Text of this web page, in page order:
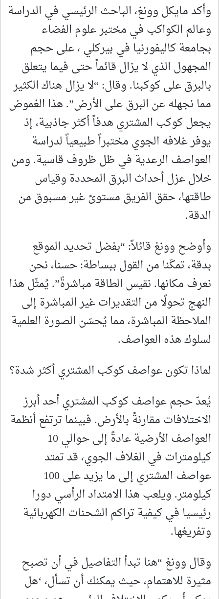
وأكد مايكل وونغ، الباحث الرئيسي في الدراسة
وعالم الكواكب في مختبر علوم الفضاء
بجامعة كاليفورنيا في بيركلي ، على حجم
المجهول الذي لا يزال قائماً حتى فيما يتعلق
بالبرق على كوكبنا. وقال: “لا يزال هناك الكثير
مما نجهله عن البرق على الأرض”. هذا الغموض
يجعل كوكب المشتري هدفاً أكثر جاذبية، إذ
يوفر غلافه الجوي مختبراً طبيعياً لدراسة
العواصف الرعدية في ظل ظروف قاسية. ومن
خلال عزل أحداث البرق المحددة وقياس
طاقتها، حقق الفريق مستوىً غير مسبوق من
الدقة.
وأوضح وونغ قائلاً: “بفضل تحديد الموقع
بدقة، تمكّنا من القول ببساطة: حسنا، نحن
نعرف مكانها. نقيس الطاقة مباشرةً”. يُمثّل هذا
النهج تحولًا من التقديرات غير المباشرة إلى
الملاحظة المباشرة، مما يُحسّن الصورة العلمية
لسلوك هذه العواصف.
لماذا تكون عواصف كوكب المشتري أكثر شدة؟
يُعدّ حجم عواصف كوكب المشتري أحد أبرز
الاختلافات مقارنةً بالأرض. فبينما ترتفع أنظمة
العواصف الأرضية عادةً إلى حوالي 10
كيلومترات في الغلاف الجوي، قد تمتد
عواصف المشتري إلى ما يزيد على 100
كيلومتر. ويلعب هذا الامتداد الرأسي دورا
رئيسيا في كيفية تراكم الشحنات الكهربائية
وتفريغها.
وقال وونغ “هنا تبدأ التفاصيل في أن تصبح
مثيرة للاهتمام، حيث يمكنك أن تسأل، ‘هل